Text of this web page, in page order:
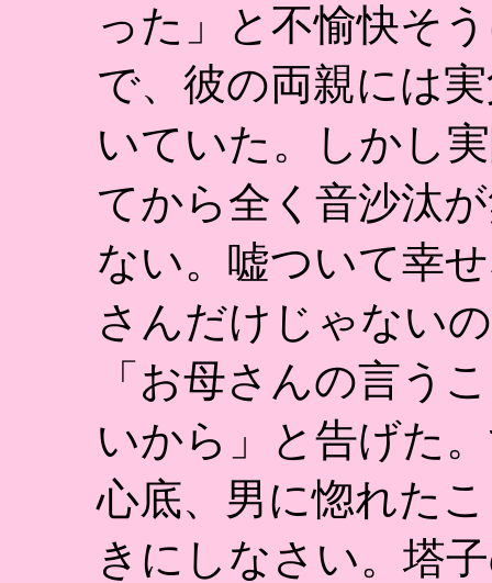
った」と不愉快そ
で、彼の両親には
いていた。しかし
てから全く音沙汰
ない。嘘ついて幸
さんだけじゃない
「お母さんの言う
いから」と告げた
心底、男に惚れた
きにしなさい。塔